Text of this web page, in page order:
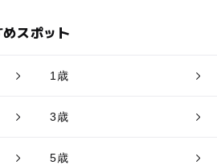
スポット
1歳
3歳
5歳